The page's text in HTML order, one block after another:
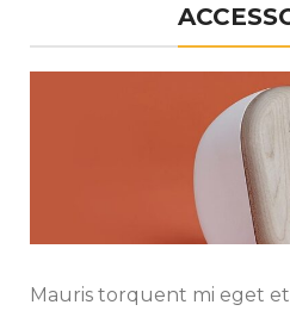
Mauris torquent mi eget